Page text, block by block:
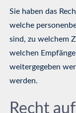
Sie haben das
welche
sind, zu welchem
welchen
weitergegeben
werden.
Recht